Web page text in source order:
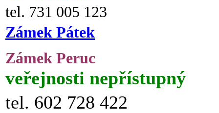
tel. 731 005 123
Zámek Pátek
Zámek Peruc
veřejnosti nepřístupný
tel. 602 728 422